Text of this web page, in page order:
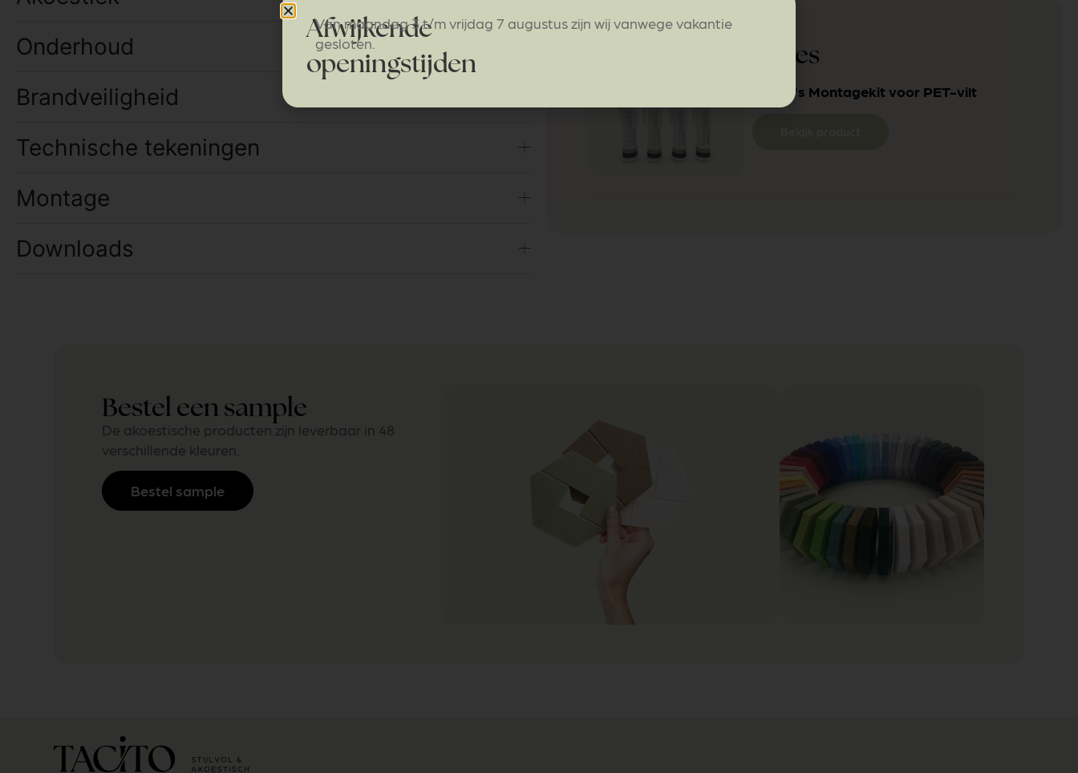
Onderhoud
Brandveiligheid
Technische tekeningen
Montage
Downloads
Handige accessoires
Tacito’s Montagekit voor PET-vilt
Bestel een sample
De akoestische producten zijn leverbaar in 48
verschillende kleuren.
Bestel sample
Afwijkende
openingstijden
Van maandag 3 t/m vrijdag 7 augustus zijn wij vanwege vakantie
gesloten.